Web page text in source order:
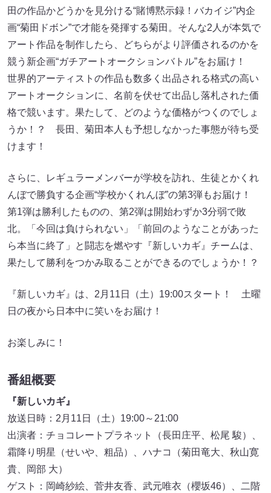
田の作品かどうかを見分ける“賭博黙示録！バカイジ”内企
画“菊田ドボン”で才能を発揮する菊田。そんな2人が本気で
アート作品を制作したら、どちらがより評価されるのかを
競う新企画“ガチアートオークションバトル”をお届け！
世界的アーティストの作品も数多く出品される格式の高い
アートオークションに、名前を伏せて出品し落札された価
格で競います。果たして、どのような価格がつくのでしょ
うか！？ 長田、菊田本人も予想しなかった事態が待ち受
けます！
さらに、レギュラーメンバーが学校を訪れ、生徒とかくれ
んぼで勝負する企画“学校かくれんぼ”の第3弾もお届け！
第1弾は勝利したものの、第2弾は開始わずか3分弱で敗
北。「今回は負けられない」「前回のようなことがあった
ら本当に終了」と闘志を燃やす『新しいカギ』チームは、
果たして勝利をつかみ取ることができるのでしょうか！？
『新しいカギ』は、2月11日（土）19:00スタート！ 土曜
日の夜から日本中に笑いをお届け！
お楽しみに！
番組概要
『新しいカギ』
放送日時：2月11日（土）19:00～21:00
出演者：チョコレートプラネット（長田庄平、松尾 駿）、
霜降り明星（せいや、粗品）、ハナコ（菊田竜大、秋山寛
貴、岡部 大）
ゲスト：岡崎紗絵、菅井友香、武元唯衣（櫻坂46）、二階